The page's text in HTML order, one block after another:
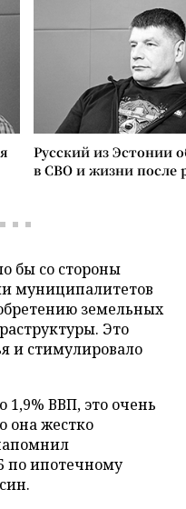
Русский из Эстонии
в СВО и жизни после
бы со стороны
муниципалитетов
земельных
Это
и стимулировало
1,9% ВВП, это очень
она жестко
по ипотечному